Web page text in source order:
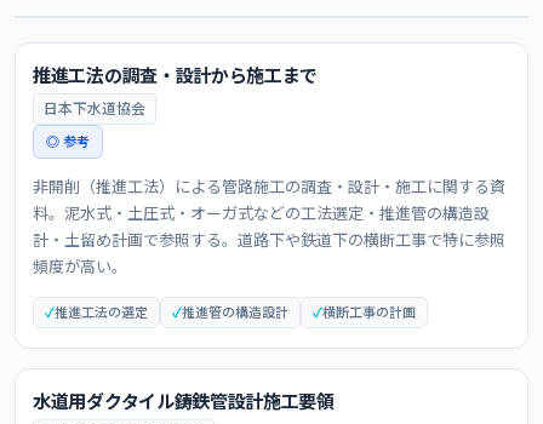
推進工法の調査・設計から施工まで
日本下水道協会
◎ 参考
非開削（推進工法）による管路施工の調査・設計・施工に関する資
料。泥水式・土圧式・オーガ式などの工法選定・推進管の構造設
計・土留め計画で参照する。道路下や鉄道下の横断工事で特に参照
頻度が高い。
推進工法の選定 推進管の構造設計 横断工事の計画
水道用ダクタイル鋳鉄管設計施工要領